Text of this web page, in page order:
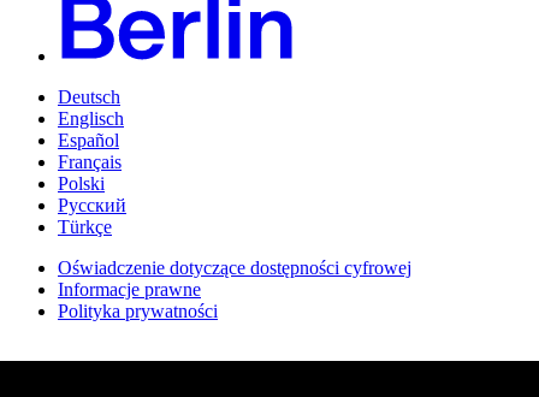
Deutsch
Englisch
Español
Français
Polski
Русский
Türkçe
Oświadczenie dotyczące dostępności cyfrowej
Informacje prawne
Polityka prywatności